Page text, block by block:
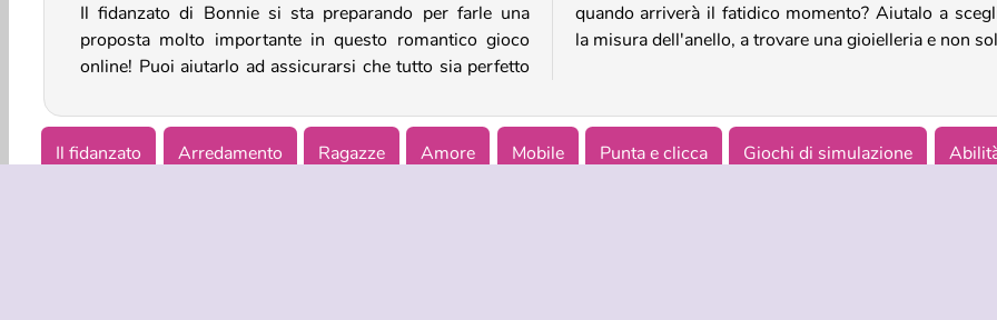
Il fidanzato di Bonnie si sta preparando per farle una
proposta molto importante in questo romantico gioco
online! Puoi aiutarlo ad assicurarsi che tutto sia perfetto
quando arriverà il fatidico momento? Aiutalo a scegliere
la misura dell'anello, a trovare una gioielleria e non
Il fidanzato Arredamento Ragazze Amore Mobile Punta e clicca Giochi di simulazione